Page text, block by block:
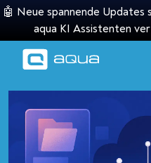
🤖 Neue spannende
aqua KI Assistenten